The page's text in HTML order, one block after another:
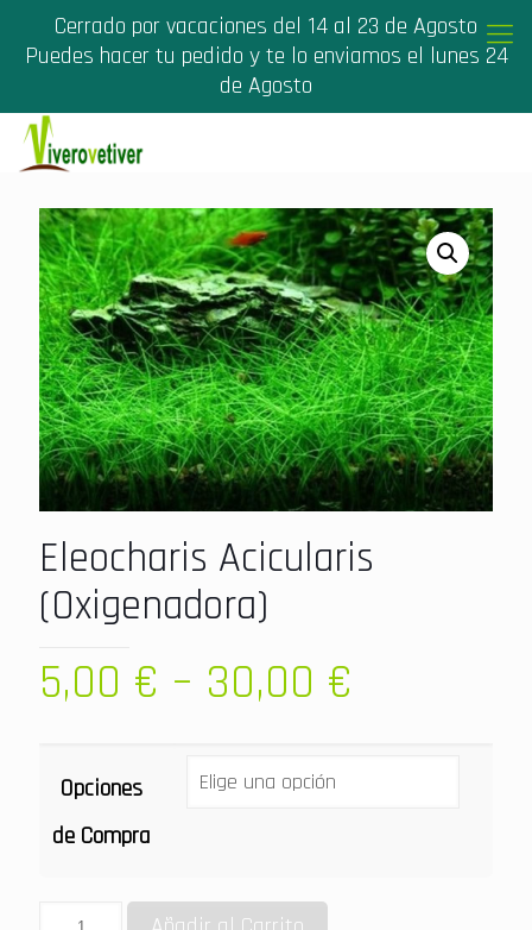
Cerrado por vacaciones del 14 al 23 de Agosto
Puedes hacer tu pedido y te lo enviamos el lunes 24
de Agosto
Eleocharis Acicularis
(Oxigenadora)
5,00 € – 30,00 €
Opciones
de Compra